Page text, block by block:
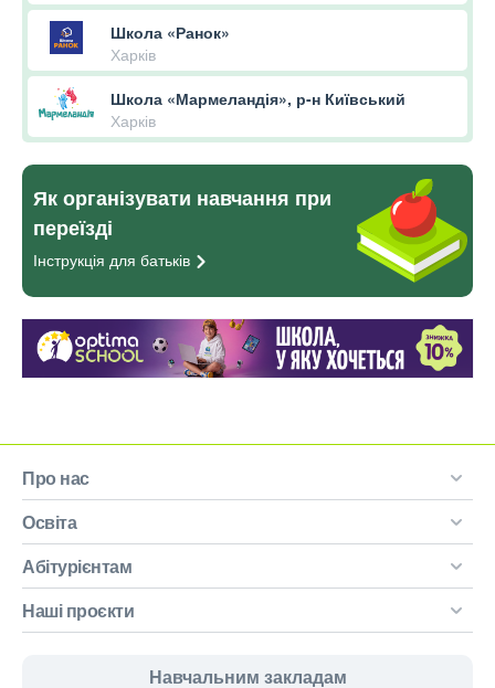
Школа «Ранок»
Харків
Школа «Мармеландія», р-н Київський
Харків
Як організувати навчання при
переїзді
Інструкція для батьків
Про нас
Освіта
Абітурієнтам
Наші проєкти
Навчальним закладам